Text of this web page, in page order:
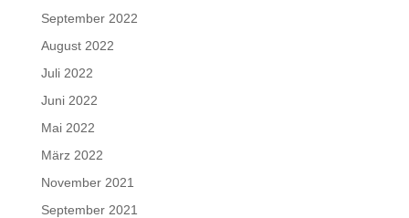
September 2022
August 2022
Juli 2022
Juni 2022
Mai 2022
März 2022
November 2021
September 2021